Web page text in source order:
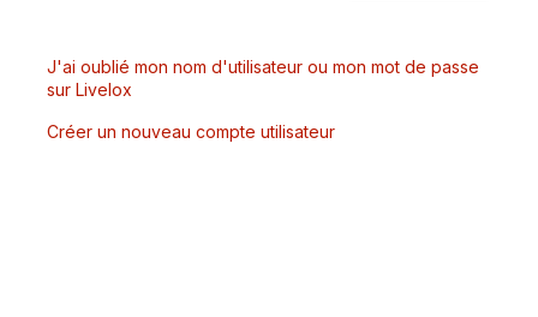
J'ai oublié mon nom d'utilisateur ou mon mot de passe
sur Livelox
Créer un nouveau compte utilisateur